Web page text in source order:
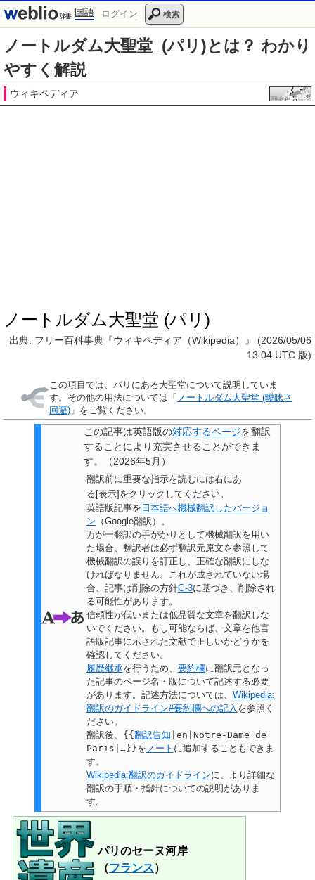
国語 ログイン 検索
ノートルダム大聖堂_(パリ)とは？ わかり
やすく解説
ウィキペディア
ノートルダム大聖堂 (パリ)
出典: フリー百科事典『ウィキペディア（Wikipedia）』 (2026/05/06
13:04 UTC 版)
この項目では、パリにある大聖堂について説明していま
す。その他の用法については「 ノートルダム大聖堂 (曖昧さ
回避) 」をご覧ください。
この記事は英語版の対応するページを翻訳
することにより充実させることができま
す。
（2026年5月 ）
翻訳前に重要な指示を読むには右にあ
る[表示]をクリックしてください。
英語版記事を 日本語へ機械翻訳したバージョ
ン （Google翻訳）。
万が一翻訳の手がかりとして機械翻訳を用い
た場合、翻訳者は必ず翻訳元原文を参照して
機械翻訳の誤りを訂正し、正確な翻訳にしな
ければなりません。これが成されていない場
合、 記事は削除の方針G-3に基づき、削除され
る可能性があります。
信頼性が低いまたは低品質な文章を翻訳しな
いでください。もし可能ならば、文章を他言
語版記事に示された文献で正しいかどうかを
確認してください。
履歴継承を行うため、 要約欄に翻訳元となっ
た記事のページ名・版について記述する必要
があります。記述方法については、 Wikipedia:
翻訳のガイドライン#要約欄への記入 を参照く
ださい。
翻訳後、 {{ 翻訳告知 |en|Notre-Dame de
Paris|…}}を ノート に追加することもできま
す。
Wikipedia:翻訳のガイドラインに、より詳細な
翻訳の手順・指針についての説明がありま
す。
パリのセーヌ河岸
（フランス）